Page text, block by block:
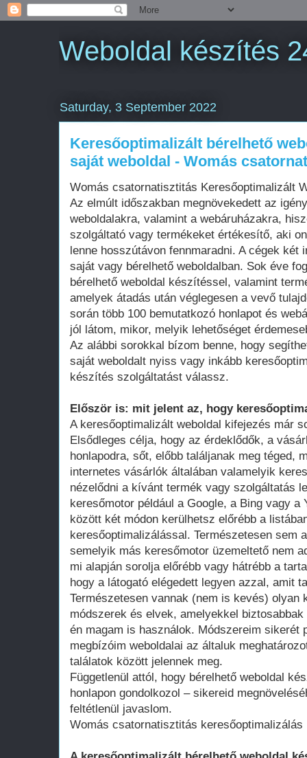
Weboldal készítés
Saturday, 3 September 2022
Keresőoptimalizált bérelhető
saját weboldal - Womás
Womás csatornatisztitás Keresőoptimalizált
Az elmúlt időszakban megnövekedett az
weboldalakra, valamint a webáruházakra,
szolgáltató vagy termékeket értékesítő, aki
lenne hosszútávon fennmaradni. A cégek két
saját vagy bérelhető weboldalban. Sok éve
bérelhető weboldal készítéssel, valamint
amelyek átadás után véglegesen a vevő
során több 100 bemutatkozó honlapot és
jól látom, mikor, melyik lehetőséget
Az alábbi sorokkal bízom benne, hogy
saját weboldalt nyiss vagy inkább
készítés szolgáltatást válassz.
Először is: mit jelent az, hogy
A keresőoptimalizált weboldal kifejezés már
Elsődleges célja, hogy az érdeklődők, a
honlapodra, sőt, előbb találjanak meg téged,
internetes vásárlók általában valamelyik
nézelődni a kívánt termék vagy szolgáltatás
keresőmotor például a Google, a Bing vagy a
között két módon kerülhetsz előrébb a
keresőoptimalizálással. Természetesen sem
semelyik más keresőmotor üzemeltető nem
mi alapján sorolja előrébb vagy hátrébb a
hogy a látogató elégedett legyen azzal, amit
Természetesen vannak (nem is kevés) olyan
módszerek és elvek, amelyekkel
én magam is használok. Módszereim sikerét
megbízóim weboldalai az általuk
találatok között jelennek meg.
Függetlenül attól, hogy bérelhető weboldal
honlapon gondolkozol – sikereid
feltétlenül javaslom.
Womás csatornatisztitás keresőoptimalizálás